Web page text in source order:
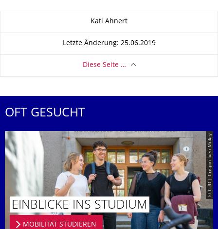
Kati Ahnert
Letzte Änderung: 25.06.2019
Diese Seite …
OFT GESUCHT
© TUD | Crispin-Iven Mokry
EINBLICKE INS STUDIUM
MOBILITÄT STUDIEREN